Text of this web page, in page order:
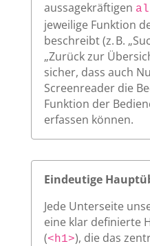
aussagekräftigen
jeweilige Funktion
beschreibt (z. B.
„Zurück zur
sicher, dass auch
Screenreader die
Funktion der
erfassen können.
Eindeutige
Jede Unterseite
eine klar definierte
(<h1>), die das